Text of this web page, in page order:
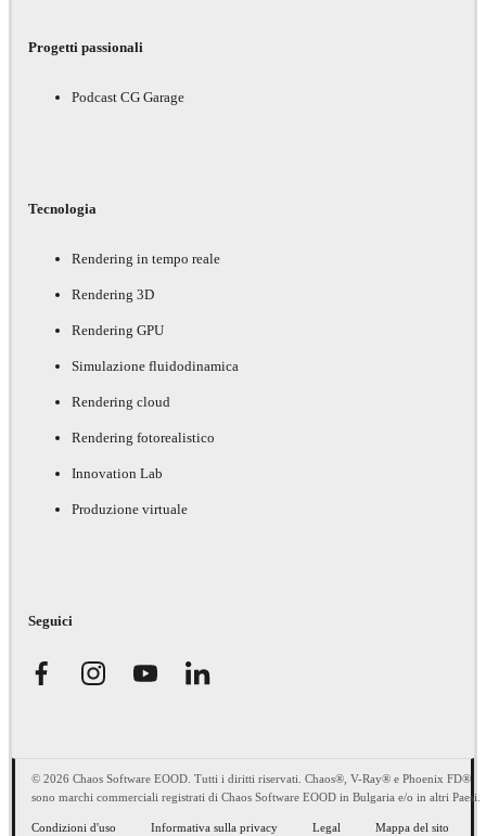
Progetti passionali
Podcast CG Garage
Tecnologia
Rendering in tempo reale
Rendering 3D
Rendering GPU
Simulazione fluidodinamica
Rendering cloud
Rendering fotorealistico
Innovation Lab
Produzione virtuale
Seguici
© 2026 Chaos Software EOOD. Tutti i diritti riservati. Chaos®, V-Ray® e Phoenix FD®
sono marchi commerciali registrati di Chaos Software EOOD in Bulgaria e/o in altri Paesi.
Condizioni d'uso Informativa sulla privacy Legal Mappa del sito